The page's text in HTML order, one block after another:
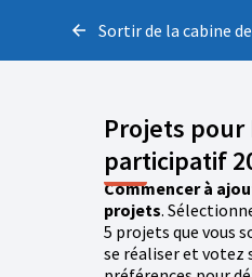
Sortir de la cabine
Projets
participatif
Commencer à
projets.
5 projets que vous
se réaliser et votez